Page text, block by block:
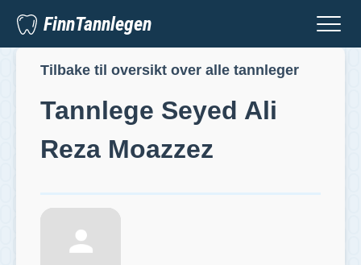
FinnTannlegen
Tilbake til oversikt over alle tannleger
Tannlege Seyed Ali
Reza Moazzez